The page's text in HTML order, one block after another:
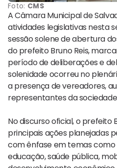
Foto: CMS
A Câmara Municipal de
atividades legislativas nesta
sessão solene de abertura
do prefeito Bruno Reis,
período de deliberações e
solenidade ocorreu no
a presença de vereadores,
representantes da
No discurso oficial, o prefeito
principais ações planejadas
com ênfase em temas
educação, saúde pública,